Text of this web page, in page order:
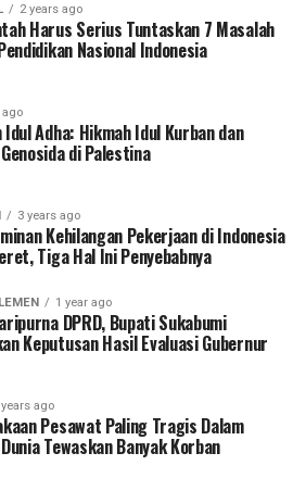
2 years ago
Harus Serius Tuntaskan 7 Masalah
Nasional Indonesia
ago
Idul Adha: Hikmah Idul Kurban dan
di Palestina
3 years ago
Kehilangan Pekerjaan di Indonesia
Tiga Hal Ini Penyebabnya
1 year ago
DPRD, Bupati Sukabumi
Keputusan Hasil Evaluasi Gubernur
years ago
Pesawat Paling Tragis Dalam
Tewaskan Banyak Korban